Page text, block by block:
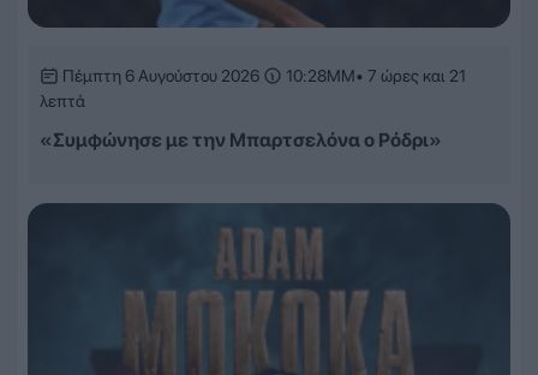
Πέμπτη 6 Αυγούστου 2026 10:28ΜΜ• 7 ώρες και 21
λεπτά
«Συμφώνησε με την Μπαρτσελόνα ο Ρόδρι»